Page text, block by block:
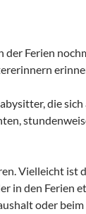
der Ferien
die
Vielleicht ist
in den Ferien
oder